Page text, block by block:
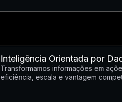
Inteligência Orientada por
Transformamos informações em
eficiência, escala e vantagem